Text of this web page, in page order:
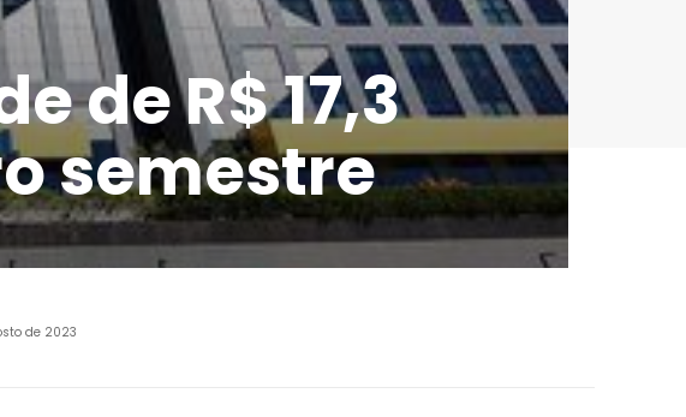
de R$ 17,3
semestre
de 2023